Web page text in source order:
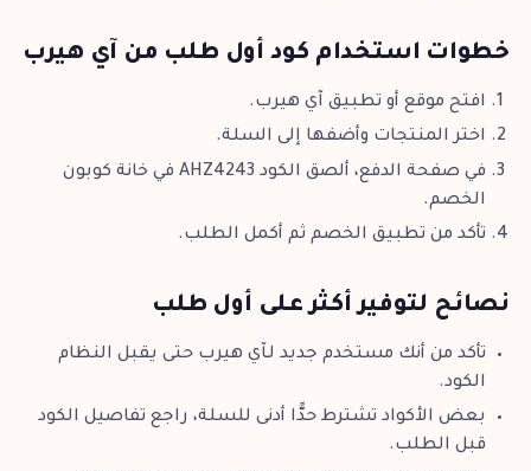
خطوات استخدام كود أول طلب من آي هيرب
افتح موقع أو تطبيق آي هيرب.
اختر المنتجات وأضفها إلى السلة.
في صفحة الدفع، ألصق الكود AHZ4243 في خانة كوبون
الخصم.
تأكد من تطبيق الخصم ثم أكمل الطلب.
نصائح لتوفير أكثر على أول طلب
تأكد من أنك مستخدم جديد لـآي هيرب حتى يقبل النظام
الكود.
بعض الأكواد تشترط حدًّا أدنى للسلة، راجع تفاصيل الكود
قبل الطلب.